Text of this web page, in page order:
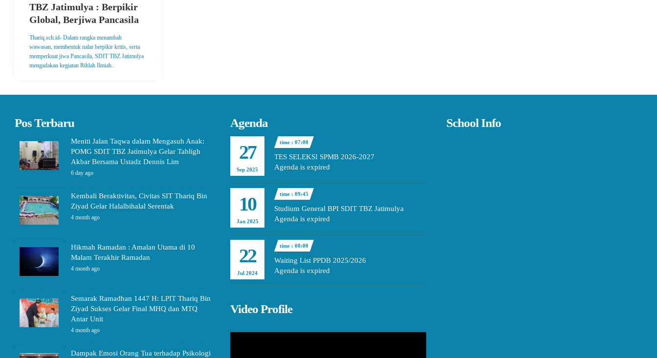
TBZ Jatimulya : Berpikir
Global, Berjiwa Pancasila
Thariq.sch.id- Dalam rangka menambah
wawasan, membentuk nalar berpikir kritis, serta
memperkuat jiwa Pancasila, SDIT TBZ Jatimulya
mengadakan kegiatan Rihlah Ilmiah..
Pos Terbaru
Meniti Jalan Taqwa dalam Mengasuh Anak:
POMG SDIT TBZ Jatimulya Gelar Tabligh
Akbar Bersama Ustadz Dennis Lim
6 day ago
Kembali Beraktivitas, Civitas SIT Thariq Bin
Ziyad Gelar Halalbihalal Serentak
4 month ago
Hikmah Ramadan : Amalan Utama di 10
Malam Terakhir Ramadan
4 month ago
Semarak Ramadhan 1447 H: LPIT Thariq Bin
Ziyad Sukses Gelar Final MHQ dan MTQ
Antar Unit
4 month ago
Dampak Emosi Orang Tua terhadap Psikologi
Agenda
27
Sep 2025
time : 07:00
TES SELEKSI SPMB 2026-2027
Agenda is expired
10
Jan 2025
time : 09:45
Studium General BPI SDIT TBZ Jatimulya
Agenda is expired
22
Jul 2024
time : 08:00
Waiting List PPDB 2025/2026
Agenda is expired
Video Profile
School Info